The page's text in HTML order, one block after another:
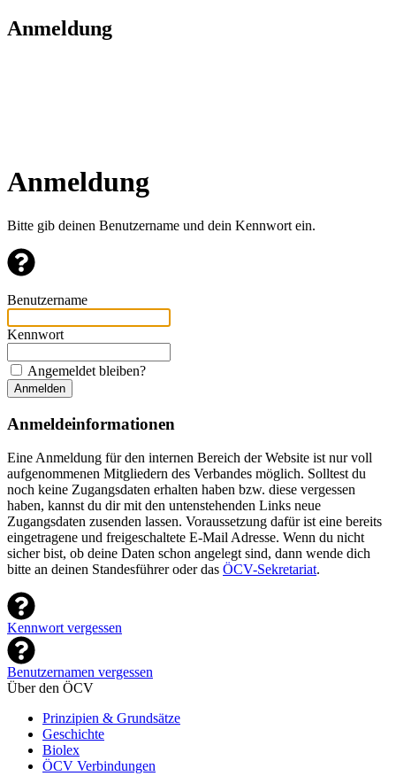
Anmeldung
Anmeldung
Bitte gib deinen Benutzername und dein Kennwort ein.
Benutzername
Kennwort
Angemeldet bleiben?
Anmelden
Anmeldeinformationen
Eine Anmeldung für den internen Bereich der Website ist nur voll
aufgenommenen Mitgliedern des Verbandes möglich. Solltest du
noch keine Zugangsdaten erhalten haben bzw. diese vergessen
haben, kannst du dir mit den untenstehenden Links neue
Zugangsdaten zusenden lassen. Voraussetzung dafür ist eine bereits
eingetragene und freigeschaltete E-Mail Adresse. Wenn du nicht
sicher bist, ob deine Daten schon angelegt sind, dann wende dich
bitte an deinen Standesführer oder das ÖCV-Sekretariat.
Kennwort vergessen
Benutzernamen vergessen
Über den ÖCV
Prinzipien & Grundsätze
Geschichte
Biolex
ÖCV Verbindungen